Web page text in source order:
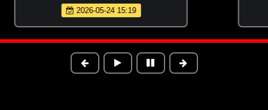
клипа 2026)
2026-05-30 11:43